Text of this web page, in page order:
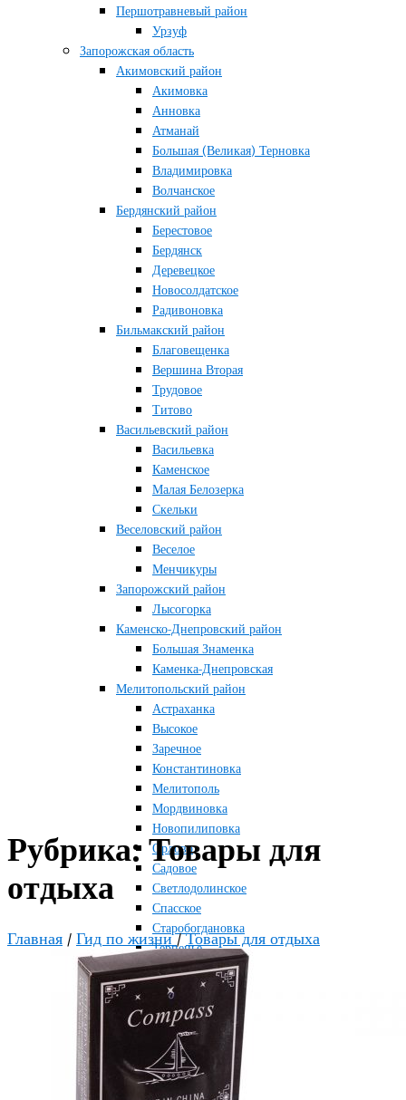
Першотравневый район
Урзуф
Запорожская область
Акимовский район
Акимовка
Анновка
Атманай
Большая (Великая) Терновка
Владимировка
Волчанское
Бердянский район
Берестовое
Бердянск
Деревецкое
Новосолдатское
Радивоновка
Бильмакский район
Благовещенка
Вершина Вторая
Трудовое
Титово
Васильевский район
Васильевка
Каменское
Малая Белозерка
Скельки
Веселовский район
Веселое
Менчикуры
Запорожский район
Лысогорка
Каменско-Днепровский район
Большая Знаменка
Каменка-Днепровская
Мелитопольский район
Астраханка
Высокое
Заречное
Константиновка
Мелитополь
Мордвиновка
Новопилиповка
Орлово
Садовое
Светлодолинское
Спасское
Старобогдановка
Терпенье
Тихоновка
Михайловский район
Братское
Зразковое
Марьяновка
Плодородное
Новониколаевский район
Рубрика:Товары для
отдыха
Главная / Гид по жизни/ Товары для отдыха